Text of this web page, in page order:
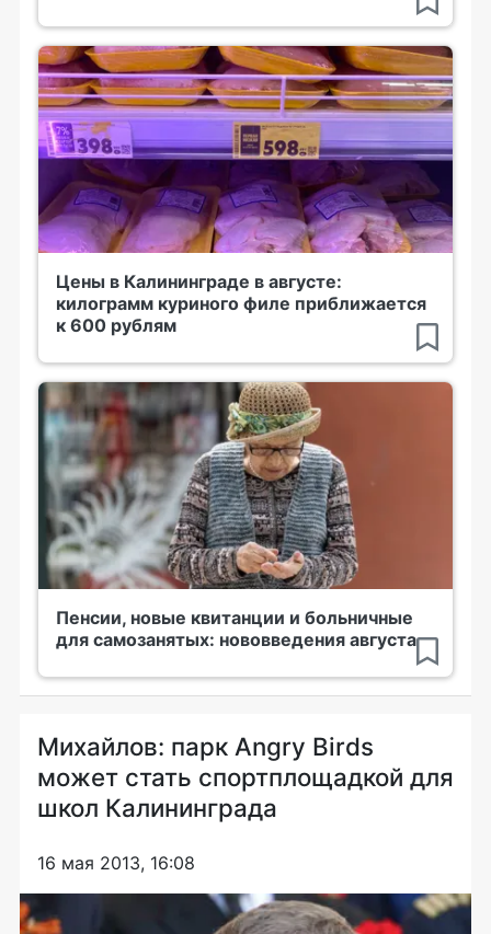
Цены в Калининграде в августе:
килограмм куриного филе приближается
к 600 рублям
Пенсии, новые квитанции и больничные
для самозанятых: нововведения августа
Михайлов: парк Angry Birds
может стать спортплощадкой для
школ Калининграда
16 мая 2013, 16:08